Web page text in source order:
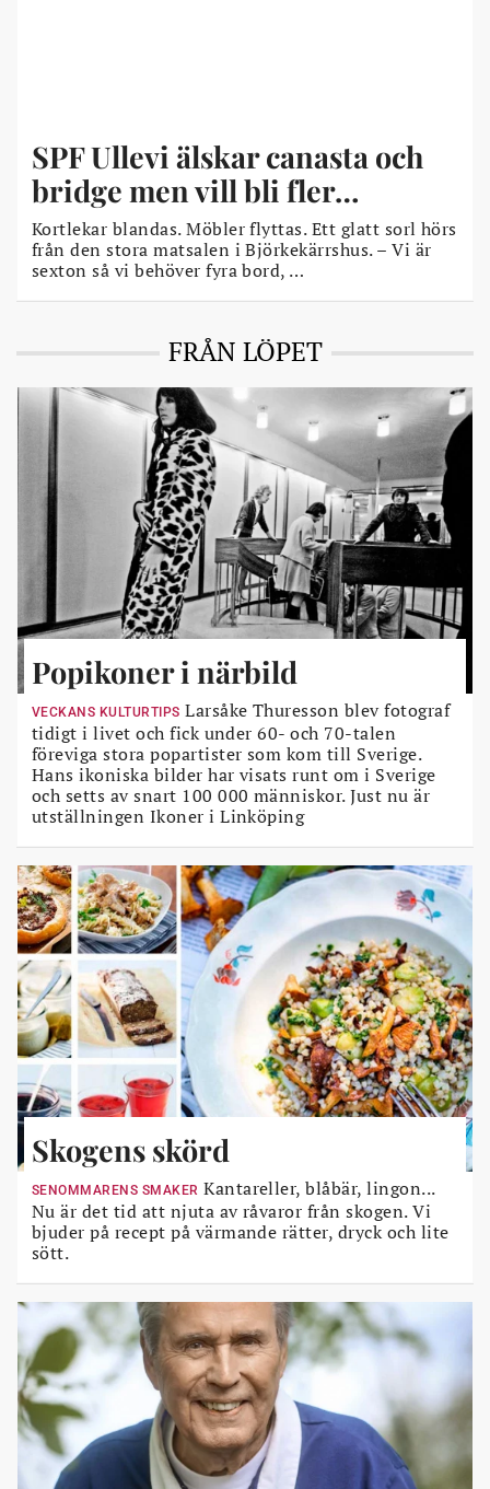
SPF Ullevi älskar canasta och
bridge men vill bli fler…
Kortlekar blandas. Möbler flyttas. Ett glatt sorl hörs
från den stora matsalen i Björkekärrshus. – Vi är
sexton så vi behöver fyra bord, …
FRÅN LÖPET
Popikoner i närbild
VECKANS KULTURTIPS Larsåke Thuresson blev fotograf
tidigt i livet och fick under 60- och 70-talen
föreviga stora popartister som kom till Sverige.
Hans ikoniska bilder har visats runt om i Sverige
och setts av snart 100 000 människor. Just nu är
utställningen Ikoner i Linköping
Skogens skörd
SENOMMARENS SMAKER Kantareller, blåbär, lingon...
Nu är det tid att njuta av råvaror från skogen. Vi
bjuder på recept på värmande rätter, dryck och lite
sött.